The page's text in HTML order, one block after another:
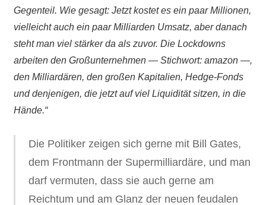
Gegenteil. Wie gesagt: Jetzt kostet es ein paar Millionen,
vielleicht auch ein paar Milliarden Umsatz, aber danach
steht man viel stärker da als zuvor. Die Lockdowns
arbeiten den Großunternehmen — Stichwort: amazon —,
den Milliardären, den großen Kapitalien, Hedge-Fonds
und denjenigen, die jetzt auf viel Liquidität sitzen, in die
Hände.“
Die Politiker zeigen sich gerne mit Bill Gates,
dem Frontmann der Supermilliardäre, und man
darf vermuten, dass sie auch gerne am
Reichtum und am Glanz der neuen feudalen